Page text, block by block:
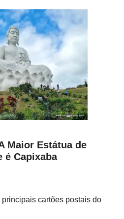
Maior Estátua de
é Capixaba
cartões postais do